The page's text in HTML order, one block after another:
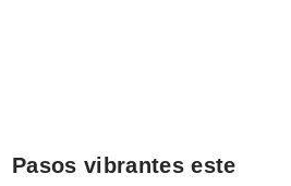
Pasos vibrantes este